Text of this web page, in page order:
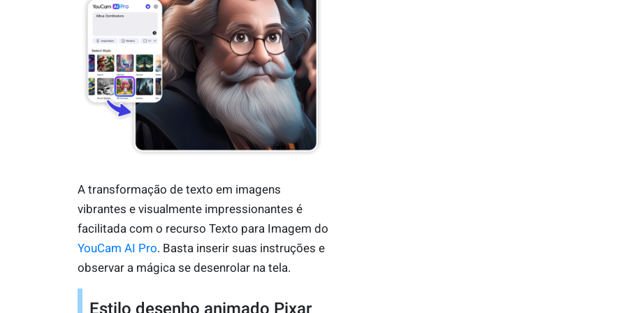
A transformação de texto em imagens
vibrantes e visualmente impressionantes é
facilitada com o recurso Texto para Imagem do
YouCam AI Pro. Basta inserir suas instruções e
observar a mágica se desenrolar na tela.
Estilo desenho animado Pixar